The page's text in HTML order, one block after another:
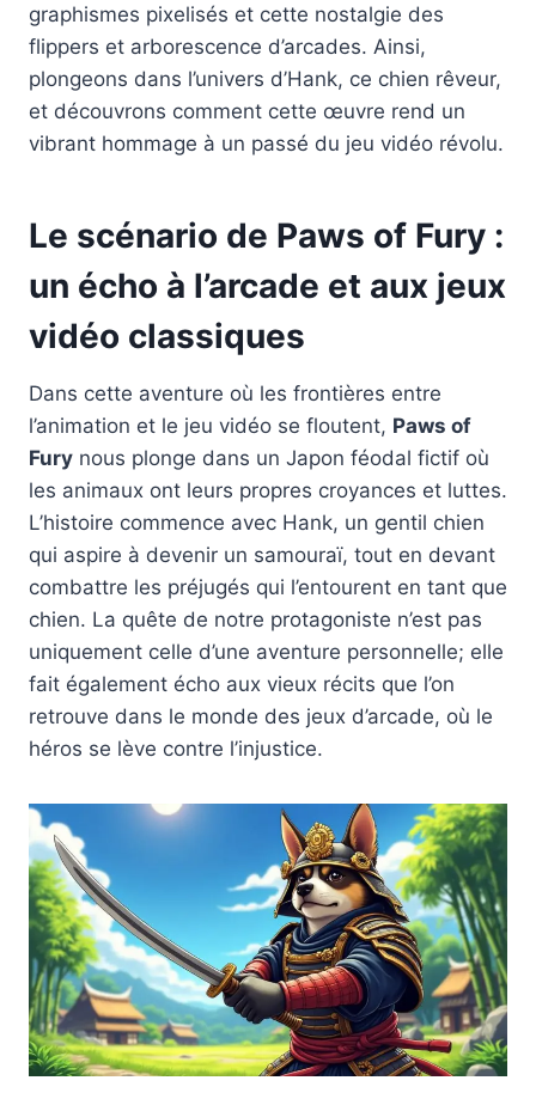
graphismes pixelisés et cette nostalgie des
flippers et arborescence d’arcades. Ainsi,
plongeons dans l’univers d’Hank, ce chien rêveur,
et découvrons comment cette œuvre rend un
vibrant hommage à un passé du jeu vidéo révolu.
Le scénario de Paws of Fury :
un écho à l’arcade et aux jeux
vidéo classiques
Dans cette aventure où les frontières entre
l’animation et le jeu vidéo se floutent, Paws of
Fury nous plonge dans un Japon féodal fictif où
les animaux ont leurs propres croyances et luttes.
L’histoire commence avec Hank, un gentil chien
qui aspire à devenir un samouraï, tout en devant
combattre les préjugés qui l’entourent en tant que
chien. La quête de notre protagoniste n’est pas
uniquement celle d’une aventure personnelle; elle
fait également écho aux vieux récits que l’on
retrouve dans le monde des jeux d’arcade, où le
héros se lève contre l’injustice.